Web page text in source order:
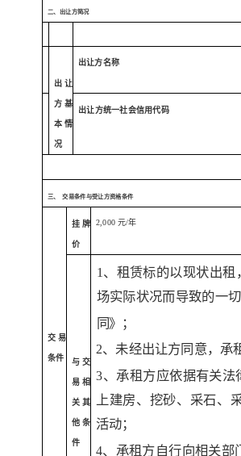
二、出让方简况
出让
方基
本情
况
出让方名称
出让方统一社会信用代码
三、 交易条件与受让方资格条件
交易
条件
挂牌
价
2,000 元/年
与交
易相
关其
他条
件
1、租赁标的以现状出
场实际状况而导致的一
同》；
2、未经出让方同意，承
3、承租方应依据有关
上建房、挖砂、采石、
活动；
4、承租方自行向相关部